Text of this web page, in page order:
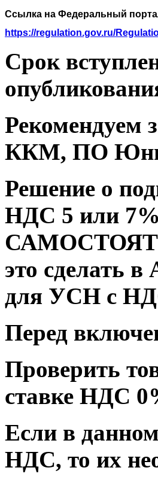
Ссылка на Федеральный
https://regulation.gov.ru/
Срок
Рекомендуем
ККМ, ПО
Решение о
НДС 5 или
это сделать
для УСН с
Перед
Проверить
ставке НДС
Если в
НДС, то их